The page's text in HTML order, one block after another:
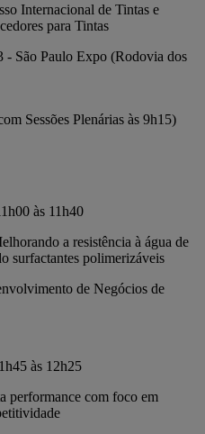
Internacional de Tintas e
para Tintas
- São Paulo Expo (Rodovia dos
Sessões Plenárias às 9h15)
às 11h40
a resistência à água de
surfactantes polimerizáveis
de Negócios de
às 12h25
performance com foco em